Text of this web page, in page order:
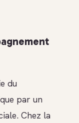
du
par un
Chez la